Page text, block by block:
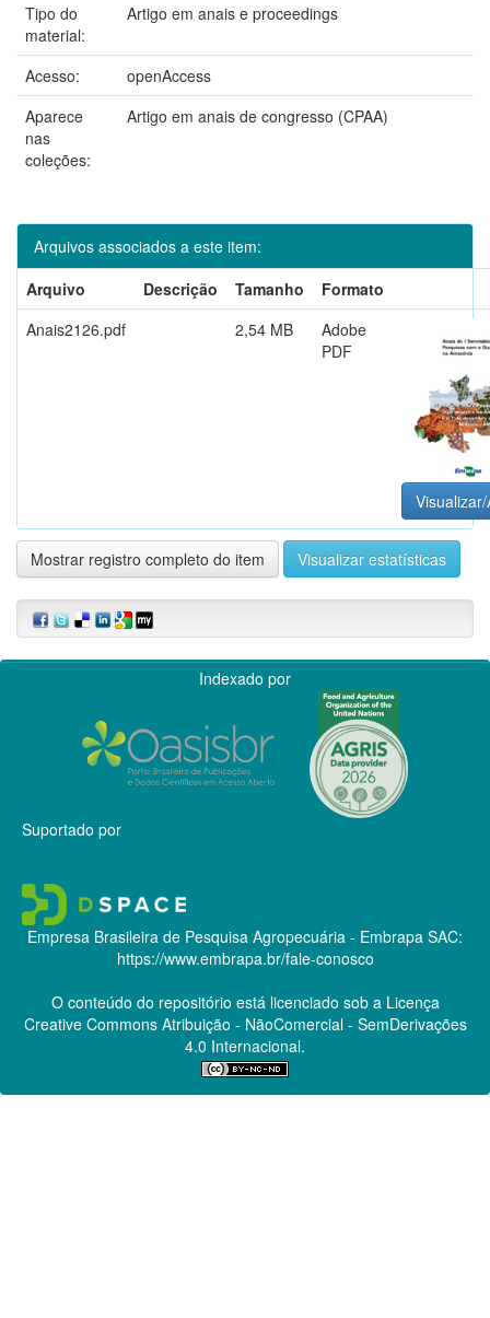
Tipo do
material:
Artigo em anais e proceedings
Acesso:
openAccess
Aparece
nas
coleções:
Artigo em anais de congresso (CPAA)
Arquivos associados a este item:
Arquivo
Descrição Tamanho
Formato
Anais2126.pdf
2,54 MB
Adobe
PDF
Mostrar registro completo do item Visualizar estatísticas
Indexado por
Suportado por
Empresa Brasileira de Pesquisa Agropecuária - Embrapa SAC:
https://www.embrapa.br/fale-conosco
O conteúdo do repositório está licenciado sob a Licença
Creative CommonsAtribuição - NãoComercial - SemDerivações
4.0 Internacional.